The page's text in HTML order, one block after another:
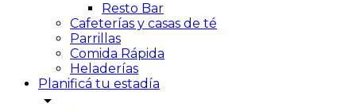
Resto Bar
Cafeterías y casas de té
Parrillas
Comida Rápida
Heladerías
Planificá tu estadía
arrow_drop_down